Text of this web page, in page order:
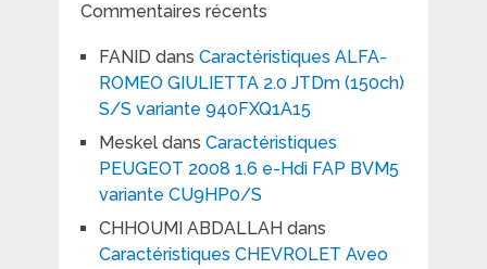
Commentaires récents
FANID dans Caractéristiques ALFA-
ROMEO GIULIETTA 2.0 JTDm (150ch)
S/S variante 940FXQ1A15
Meskeldans Caractéristiques
PEUGEOT 2008 1.6 e-Hdi FAP BVM5
variante CU9HP0/S
CHHOUMI ABDALLAH dans
Caractéristiques CHEVROLET Aveo